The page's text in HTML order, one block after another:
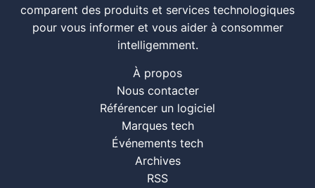
comparent des produits et services technologiques
pour vous informer et vous aider à consommer
intelligemment.
À propos
Nous contacter
Référencer un logiciel
Marques tech
Événements tech
Archives
RSS